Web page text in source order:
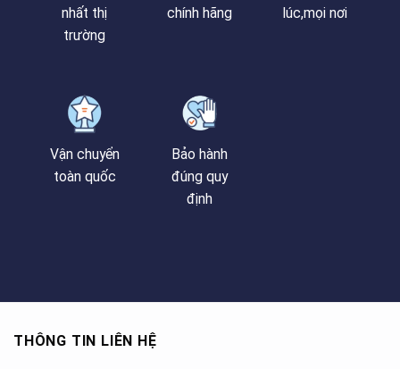
nhất thị
trường
chính hãng
lúc,mọi nơi
Vận chuyển
toàn quốc
Bảo hành
đúng quy
định
THÔNG TIN LIÊN HỆ